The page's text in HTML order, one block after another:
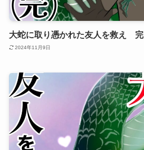
大蛇に取り憑かれた友人を救え 完
2024年11月9日